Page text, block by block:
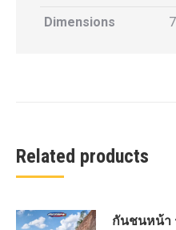
Dimensions
Related products
กันชนหน้า